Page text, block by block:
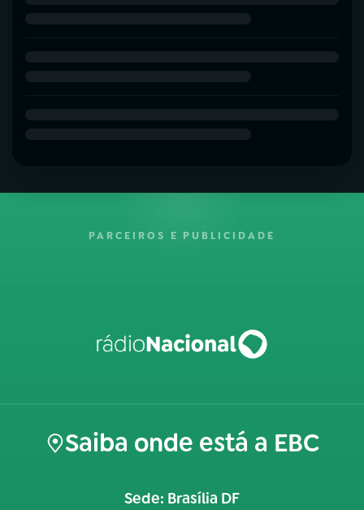
PARCEIROS E PUBLICIDADE
Saiba onde está a EBC
Sede: Brasília DF